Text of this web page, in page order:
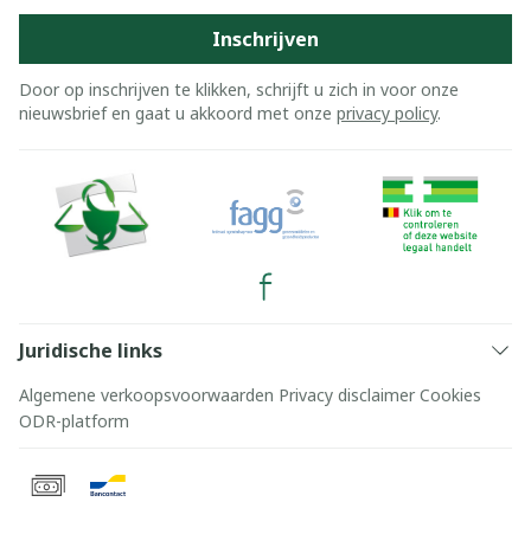
Inschrijven
Door op inschrijven te klikken, schrijft u zich in voor onze
nieuwsbrief en gaat u akkoord met onze privacy policy.
Juridische links
Algemene verkoopsvoorwaarden Privacy disclaimer Cookies
ODR-platform